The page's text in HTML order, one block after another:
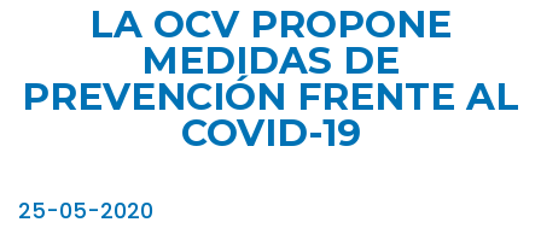
LA OCV PROPONE
MEDIDAS DE
PREVENCIÓN FRENTE AL
COVID-19
25-05-2020